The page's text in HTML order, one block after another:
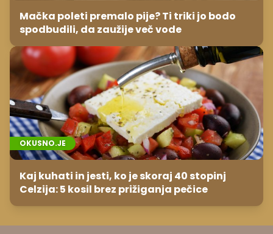
Mačka poleti premalo pije? Ti triki jo bodo
spodbudili, da zaužije več vode
OKUSNO.JE
Kaj kuhati in jesti, ko je skoraj 40 stopinj
Celzija: 5 kosil brez prižiganja pečice